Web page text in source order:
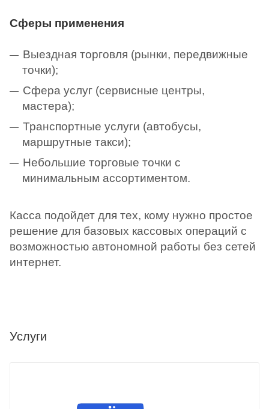
Сферы применения
Выездная торговля (рынки, передвижные
точки);
Сфера услуг (сервисные центры,
мастера);
Транспортные услуги (автобусы,
маршрутные такси);
Небольшие торговые точки с
минимальным ассортиментом.
Касса подойдет для тех, кому нужно простое
решение для базовых кассовых операций с
возможностью автономной работы без сетей
интернет.
Услуги